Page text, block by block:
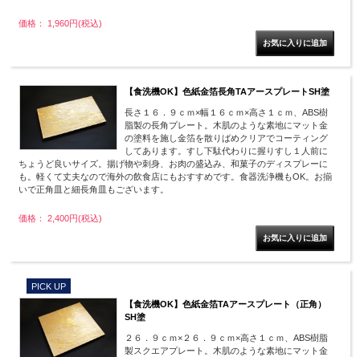
価格： 1,960円(税込)
【食洗機OK】色紙金箔長角TAアースプレートSH塗
長さ１６．９ｃｍ×幅１６ｃｍ×高さ１ｃｍ、ABS樹
脂製の長角プレート。木肌のような素地にマット金
の塗料を施し金箔を散りばめクリアでコーティング
してあります。すし下駄代わりに握りすし１人前に
ちょうど良いサイズ。揚げ物や刺身、お肉の盛込み、和菓子のディスプレーに
も。軽くて丈夫なので海外の飲食店にもおすすめです。食器洗浄機もOK。お揃
いで正角皿と細長角皿もございます。
価格： 2,400円(税込)
PICK UP
【食洗機OK】色紙金箔TAアースプレート（正角）
SH塗
２６．９ｃｍ×２６．９ｃｍ×高さ１ｃｍ、ABS樹脂
製スクエアプレート。木肌のような素地にマット金